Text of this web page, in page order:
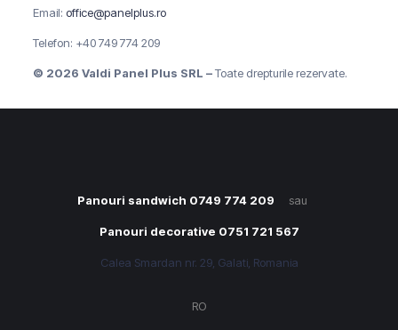
Email: office@panelplus.ro
Telefon: +40 749 774 209
© 2026 Valdi Panel Plus SRL –Toate drepturile rezervate.
Panouri sandwich 0749 774 209 sau
Panouri decorative 0751 721 567
Calea Smardan nr. 29, Galati, Romania
RO